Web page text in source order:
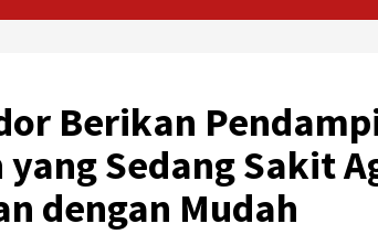
Berikan
Sedang Sakit
dengan Mudah